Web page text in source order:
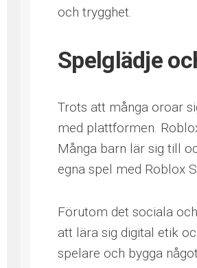
och trygghet.
Spelglädje
Trots att många oroar
med plattformen.
Många barn lär sig till
egna spel med Roblox
Förutom det sociala
att lära sig digital etik
spelare och bygga